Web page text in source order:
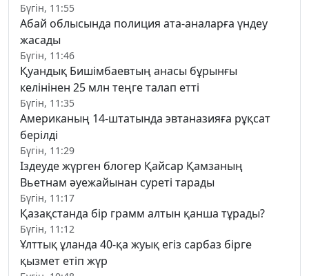
Бүгін, 11:55
Абай облысында полиция ата-аналарға үндеу
жасады
Бүгін, 11:46
Қуандық Бишімбаевтың анасы бұрынғы
келінінен 25 млн теңге талап етті
Бүгін, 11:35
Американың 14-штатында эвтаназияға рұқсат
берілді
Бүгін, 11:29
Іздеуде жүрген блогер Қайсар Қамзаның
Вьетнам әуежайынан суреті тарады
Бүгін, 11:17
Қазақстанда бір грамм алтын қанша тұрады?
Бүгін, 11:12
Ұлттық ұланда 40-қа жуық егіз сарбаз бірге
қызмет етіп жүр